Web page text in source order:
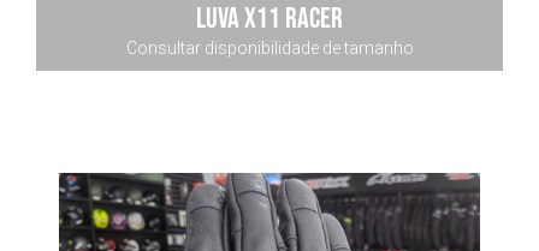
luva x11 racer
Consultar disponibilidade de tamanho